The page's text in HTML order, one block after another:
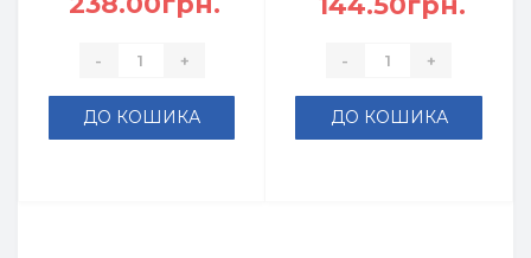
- +
ДО КОШИКА
- +
ДО КОШИКА